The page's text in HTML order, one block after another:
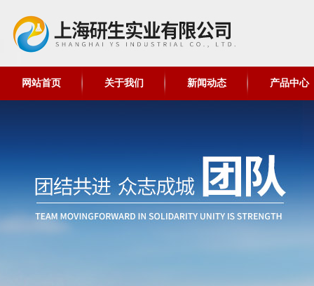
网站首页 关于我们 新闻动态 产品中心